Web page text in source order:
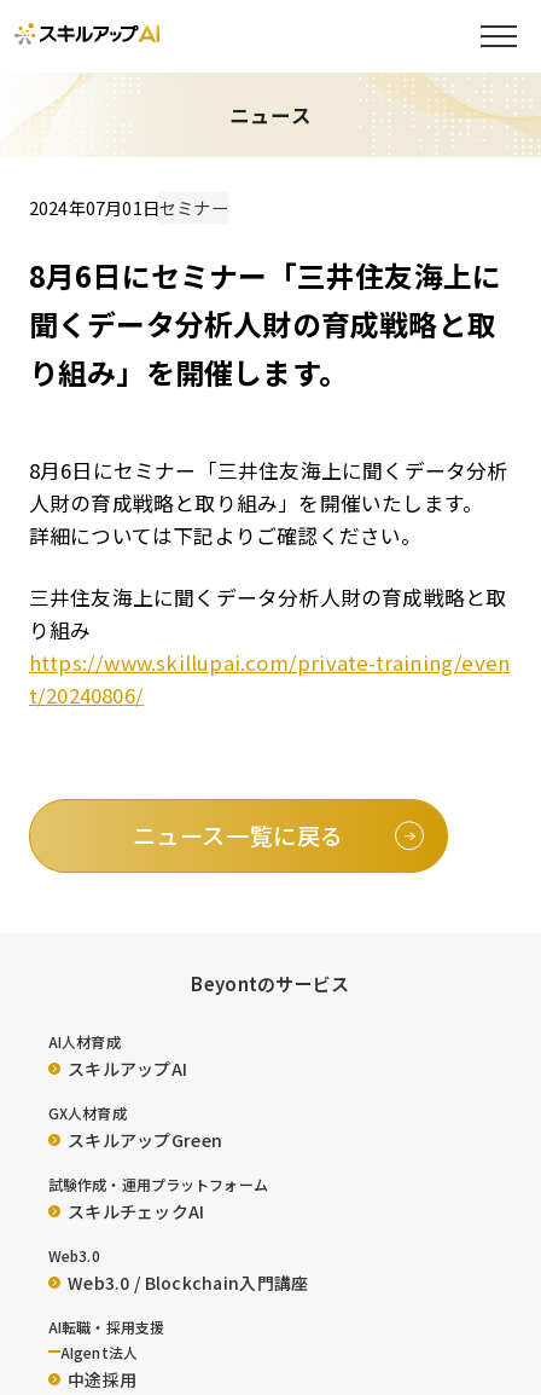
ニュース
2024年07月01日セミナー
8月6日にセミナー「三井住友海上に
聞くデータ分析人財の育成戦略と取
り組み」を開催します。
8月6日にセミナー「三井住友海上に聞くデータ分析
人財の育成戦略と取り組み」を開催いたします。
詳細については下記よりご確認ください。
三井住友海上に聞くデータ分析人財の育成戦略と取
り組み
https://www.skillupai.com/private-training/even
t/20240806/
ニュース一覧に戻る
Beyontのサービス
AI人材育成
スキルアップAI
GX人材育成
スキルアップGreen
試験作成・運用プラットフォーム
スキルチェックAI
Web3.0
Web3.0 / Blockchain入門講座
AI転職・採用支援
AIgent法人
中途採用